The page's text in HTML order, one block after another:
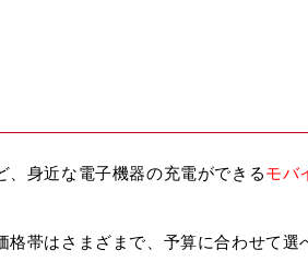
、身近な電子機器の充電ができるモバ
帯はさまざまで、予算に合わせて選